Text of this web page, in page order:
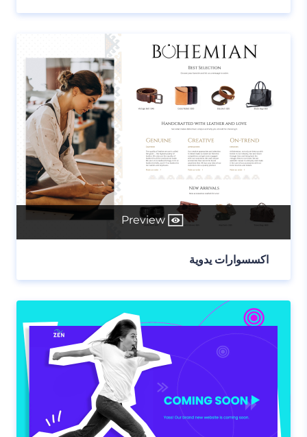
Preview
اكسسوارات يدوية